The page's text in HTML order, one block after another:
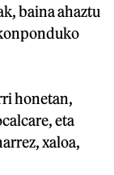
baina ahaztu
honetan,
eta
xaloa,